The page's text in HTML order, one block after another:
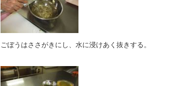
ごぼうはささがきにし、水に浸けあく抜きする。